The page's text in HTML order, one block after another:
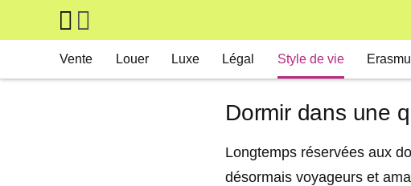
Skip to main content
Vente Louer Luxe Légal Style de vie
Dormir dans une
Longtemps réservées aux
désormais voyageurs et